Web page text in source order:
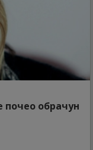
почео обрачун